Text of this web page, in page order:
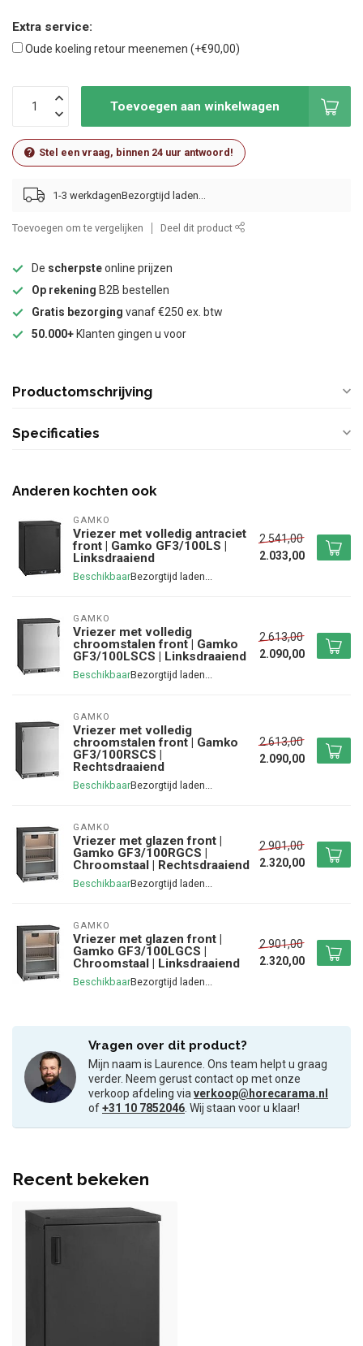
Extra service:
Oude koeling retour meenemen (+€90,00)
Toevoegen aan winkelwagen
Stel een vraag, binnen 24 uur antwoord!
1-3 werkdagen
Toevoegen om te vergelijken Deel dit product
De scherpsteonline prijzen
Op rekening B2B bestellen
Gratis bezorging vanaf €250 ex. btw
50.000+ Klanten gingen u voor
Productomschrijving
Specificaties
Anderen kochten ook
GAMKO
Vriezer met volledig antraciet
front | Gamko GF3/100LS |
Linksdraaiend
Beschikbaar
2.541,00
2.033,00
GAMKO
Vriezer met volledig
chroomstalen front | Gamko
GF3/100LSCS | Linksdraaiend
Beschikbaar
2.613,00
2.090,00
GAMKO
Vriezer met volledig
chroomstalen front | Gamko
GF3/100RSCS |
Rechtsdraaiend
Beschikbaar
2.613,00
2.090,00
GAMKO
Vriezer met glazen front |
Gamko GF3/100RGCS |
Chroomstaal | Rechtsdraaiend
Beschikbaar
2.901,00
2.320,00
GAMKO
Vriezer met glazen front |
Gamko GF3/100LGCS |
Chroomstaal | Linksdraaiend
Beschikbaar
2.901,00
2.320,00
Vragen over dit product?
Mijn naam is Laurence. Ons team helpt u graag
verder. Neem gerust contact op met onze
verkoop afdeling viaverkoop@horecarama.nl
of+31 10 7852046. Wij staan voor u klaar!
Recent bekeken